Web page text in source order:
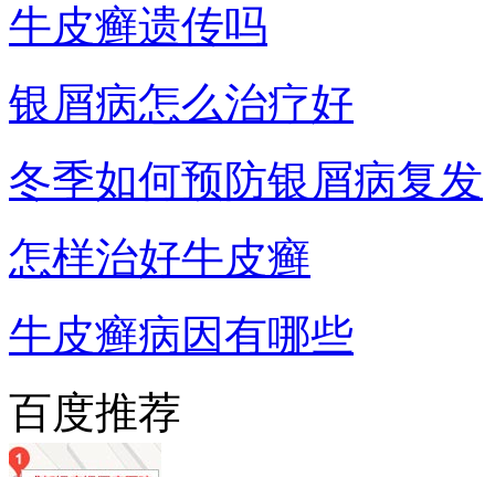
牛皮癣遗传吗
银屑病怎么治疗好
冬季如何预防银屑病复发
怎样治好牛皮癣
牛皮癣病因有哪些
百度推荐